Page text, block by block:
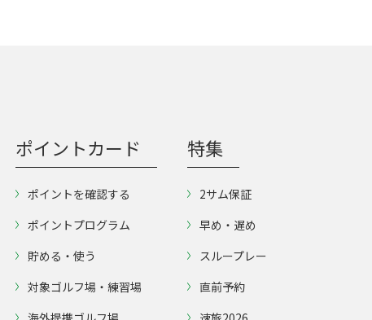
ポイントカード
ポイントを確認する
ポイントプログラム
貯める・使う
対象ゴルフ場・練習場
特集
2サム保証
早め・遅め
スループレー
直前予約